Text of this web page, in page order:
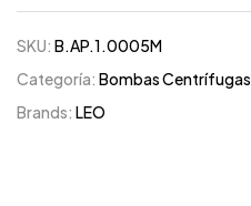
SKU: B.AP.1.0005M
Categoría: Bombas Centrífugas
Brands: LEO